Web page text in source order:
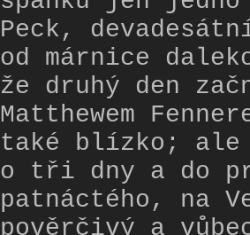
Peck,
od márnice
že druhý den
Matthewem
také blízko; ale
o tři dny a do
patnáctého, na
pověrčivý a